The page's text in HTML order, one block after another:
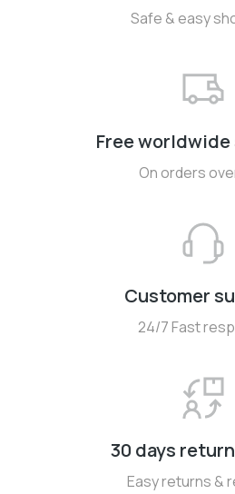
Safe & easy
Free
On orders
Customer
24/7 Fast
30 days
Easy returns &